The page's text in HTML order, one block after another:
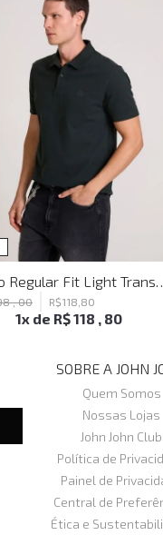
,00 R$118 80
1x de R$118 , 80
SOBRE A JOHN
Quem Somos
Nossas Lojas
John John Club
Política de
Painel de
Central de
Ética e